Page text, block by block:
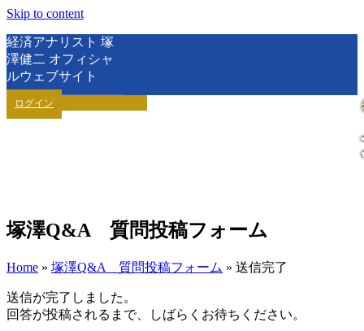
Skip to content
経済アナリスト 塚
澤健二 オフィシャ
ルウェブサイト
ログイン
塚澤Q&A 質問投稿フォーム
Home » 塚澤Q&A 質問投稿フォーム » 送信完了
送信が完了しました。
回答が投稿されるまで、しばらくお待ちください。